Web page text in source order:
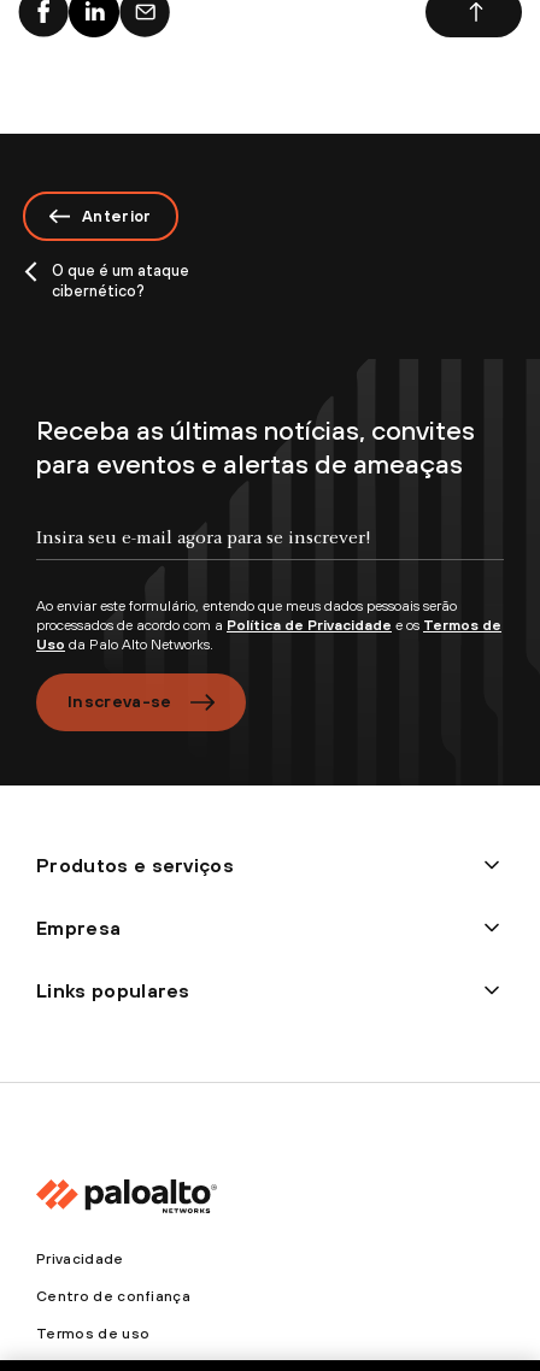
Anterior
O que é um ataque
cibernético?
Receba as últimas notícias, convites
para eventos e alertas de ameaças
Ao enviar este formulário, entendo que meus dados pessoais serão
processados de acordo com a Política de Privacidade e os Termos de
Uso da Palo Alto Networks.
Inscreva-se
Produtos e serviços
Empresa
Links populares
Privacidade
Centro de confiança
Termos de uso